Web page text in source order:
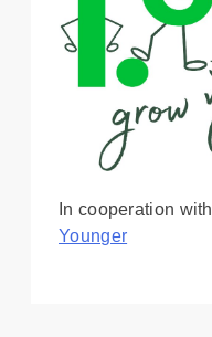
In cooperation with
Younger